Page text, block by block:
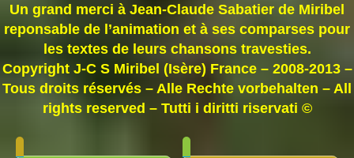
Un grand merci à Jean-Claude Sabatier de Miribel
reponsable de l’animation et à ses comparses pour
les textes de leurs chansons travesties.
Copyright J-C S Miribel (Isère) France – 2008-2013 –
Tous droits réservés – Alle Rechte vorbehalten – All
rights reserved – Tutti i diritti riservati ©